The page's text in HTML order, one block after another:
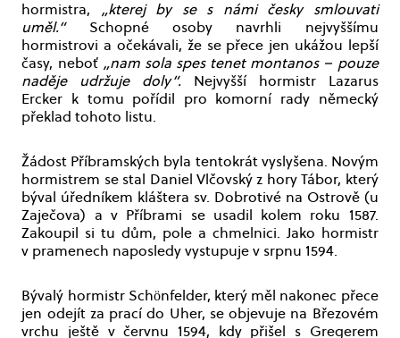
hormistra, „kterej by se s námi česky smlouvati
uměl.“Schopné osoby navrhli nejvyššímu
hormistrovi a očekávali, že se přece jen ukážou lepší
časy, neboť „nam sola spes tenet montanos – pouze
naděje udržuje doly“. Nejvyšší hormistr Lazarus
Ercker k tomu pořídil pro komorní rady německý
překlad tohoto listu.
Žádost Příbramských byla tentokrát vyslyšena. Novým
hormistrem se stal Daniel Vlčovský z hory Tábor, který
býval úředníkem kláštera sv. Dobrotivé na Ostrově (u
Zaječova) a v Příbrami se usadil kolem roku 1587.
Zakoupil si tu dům, pole a chmelnici. Jako hormistr
v pramenech naposledy vystupuje v srpnu 1594.
Bývalý hormistr Schönfelder, který měl nakonec přece
jen odejít za prací do Uher, se objevuje na Březovém
vrchu ještě v červnu 1594, kdy přišel s Gregerem